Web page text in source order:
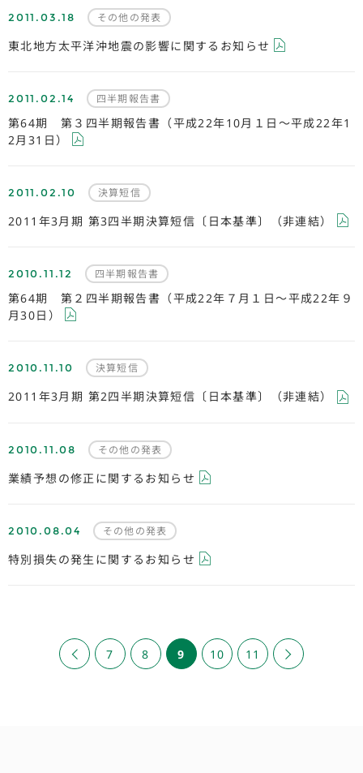
2011.03.18 その他の発表
東北地方太平洋沖地震の影響に関するお知らせ
2011.02.14 四半期報告書
第64期 第３四半期報告書（平成22年10月１日～平成22年1
2月31日）
2011.02.10 決算短信
2011年3月期 第3四半期決算短信〔日本基準〕（非連結）
2010.11.12 四半期報告書
第64期 第２四半期報告書（平成22年７月１日～平成22年９
月30日）
2010.11.10 決算短信
2011年3月期 第2四半期決算短信〔日本基準〕（非連結）
2010.11.08 その他の発表
業績予想の修正に関するお知らせ
2010.08.04 その他の発表
特別損失の発生に関するお知らせ
« 7 8 9 10 11 »